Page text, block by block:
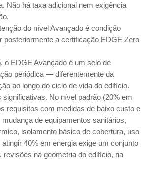
Não há taxa adicional nem exigência
do nível Avançado é condição
posteriormente a certificação EDGE Zero
o EDGE Avançado é um selo de
periódica — diferentemente da
ao longo do ciclo de vida do edifício.
No nível padrão (20% em
requisitos com medidas de baixo custo e
de equipamentos sanitários,
isolamento básico de cobertura, uso
40% em energia exige um conjunto
na geometria do edifício, na